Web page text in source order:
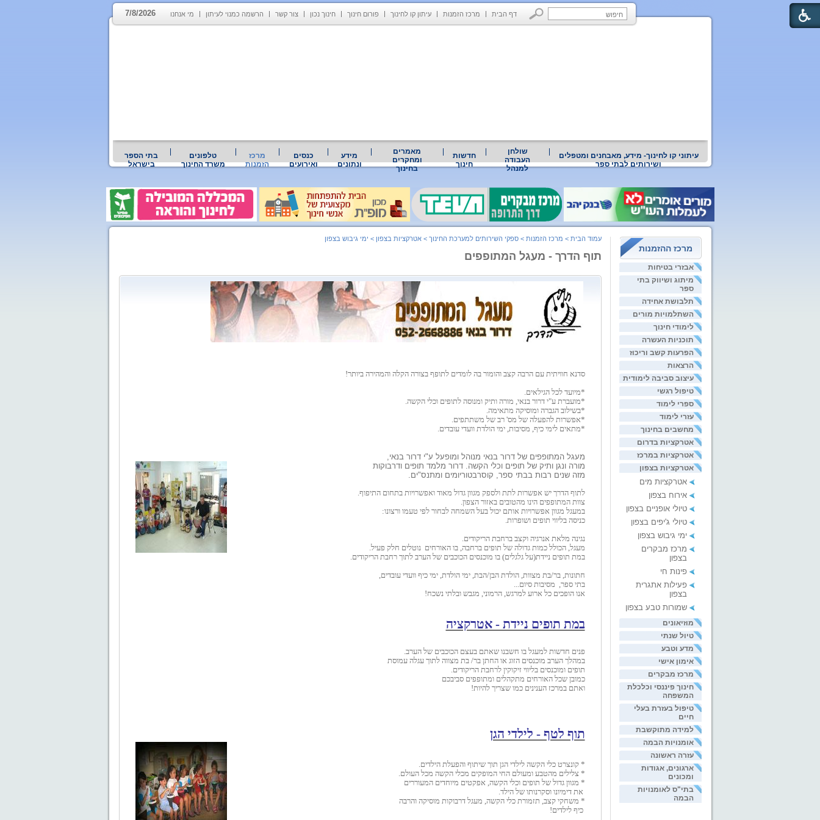
דף הבית מרכז הזמנות עיתון קו לחינוך פורום חינוך חינוך נכון צור קשר הרשמה כמנוי לעיתון מי אנחנו 7/8/2026
עיתוני קו לחינוך- מידע, מאבחנים ומטפלים
ושירותים לבתי ספר
שולחן
העבודה
למנהל
חדשות
חינוך
מאמרים
ומחקרים
בחינוך
מידע
ונתונים
כנסים
ואירועים
מרכז
הזמנות
טלפונים
משרד החינוך
בתי הספר
בישראל
מרכז ההזמנות
אבזרי בטיחות
מיתוג ושיווק בתי
ספר
תלבושת אחידה
השתלמויות מורים
לימודי חינוך
תוכניות העשרה
הפרעות קשב וריכוז
הרצאות
עיצוב סביבה לימודית
טיפול רגשי
ספרי לימוד
עזרי לימוד
מחשבים בחינוך
אטרקציות בדרום
אטרקציות במרכז
אטרקציות בצפון
אטרקציות מים
אירוח בצפון
טיולי אופניים בצפון
טיולי ג'יפים בצפון
ימי גיבוש בצפון
מרכז מבקרים
בצפון
פינות חי
פעילות אתגרית
בצפון
שמורות טבע בצפון
מוזיאונים
טיול שנתי
מדע וטבע
אימון אישי
מרכז מבקרים
חינוך פיננסי וכלכלת
המשפחה
טיפול בעזרת בעלי
חיים
למידה מתוקשבת
אומנויות הבמה
עזרה ראשונה
ארגונים, אגודות
ומכונים
בתי"ס לאומנויות
הבמה
עמוד הבית > מרכז הזמנות > ספקי השירותים למערכת החינוך > אטרקציות בצפון > ימי גיבוש בצפון
תוף הדרך - מעגל המתופפים
סדנא חוויתית עם הרבה קצב והומורבה לומדים לתופף בצורה הקלה והמהירה ביותר!
*מיועד לכל הגילאים.
*מועברת ע"י דרור בנאי, מורה ותיק ומנוסה לתופים וכלי הקשה.
*בשילוב הגברה ומוסיקה מתאימה.
*אפשרות להפעלה של מס' רב של משתתפים.
*מתאים לימי כיף, מסיבות, ימי הולדת וועדי עובדים.
מעגל המתופפים של דרור בנאי מנוהל ומופעל ע"י דרור בנאי,
מורה ונגן ותיק של תופים וכלי הקשה. דרור מלמד תופים ודרבוקות
מזה שנים רבות בבתי ספר, קוסרבטוריומים ומתנס"ים.
לתוף הדרך יש אפשרות לתת ולספק מגוון גדול מאוד ואפשרויות בתחום התיפוף.
צוות המתופפים הינו מהטובים באזור הצפון.
במעגל מגוון אפשרויות אותם יכול בעל השמחה לבחור לפי טעמו ורצונו:
כניסה בליווי תופים ושופרות.
נגינה מלאת אנרגיה וקצב ברחבת הריקודים.
מעגל, הכולל כמות גדולה של תופים ברחבה, בו האורחים נוטלים חלק פעיל.
במת תופים ניידת(על גלגלים) בו מוכנסים הכוכבים של הערב לתוך רחבת הריקודים.
חתונות, בר/בת מצוות, הולדת הבן/הבת, ימי הולדת, ימי כיף וועדי עובדים,
בתי ספר, מסיבות סיום...
אנו הופכים כל ארוע למרגש, הרמוני, מגבש ובלתי נשכח!
במת תופים ניידת - אטרקציה
פנים חדשות למעגל בו חשבנו שאתם בעצם הכוכבים של הערב.
במהלך הערב מוכנסים הזוג או החתן בר/ בת מצווה לתוך עגלה עמוסת
תופים ומוכנסים בליווי זיקוקין לרחבת הריקודים.
כמובן שכל האורחים מתקהלים ומתופפים סביבכם
ואתם במרכז הענינים כמו שצריך להיות!
תוף לטף - לילדי הגן
* קונצרט כלי הקשה לילדי הגן תוך שיתוף והפעלת הילדים.
* צלילים מהטבע ומעולם החי המופקים מכלי הקשה מכל העולם.
* מגוון גדול של תופים וכלי הקשה, אפקטים מיוחדים המעוררים
את.דימיונו וסקרנותו של הילד
* משחקי קצב, תזמורת כלי הקשה, מעגל דרבוקות מוסיקה והרבה
כיף לילדים!